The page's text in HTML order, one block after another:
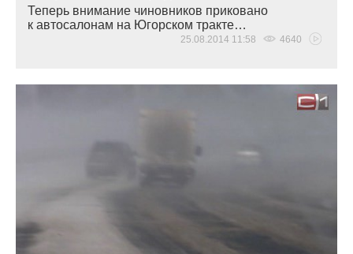
Теперь внимание чиновников приковано
к автосалонам на Югорском тракте…
25.08.2014 11:58 4640